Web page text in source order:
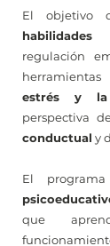
El objetivo
regulación
estrés y la
perspectiva
conductual y
El
que